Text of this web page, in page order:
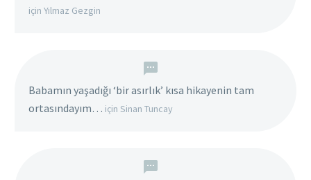
için Yılmaz Gezgin
Babamın yaşadığı ‘bir asırlık’ kısa hikayenin tam
ortasındayım… için Sinan Tuncay